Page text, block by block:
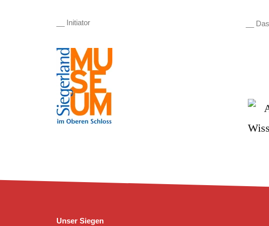
__ Initiator __
Unser Siegen